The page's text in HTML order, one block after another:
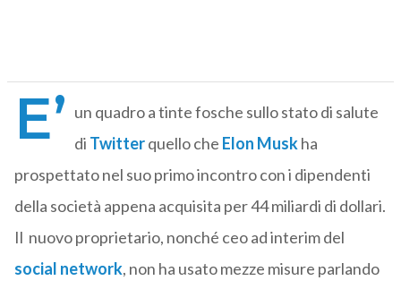
E’ un quadro a tinte fosche sullo stato di salute
di Twitterquello che Elon Muskha
prospettato nel suo primo incontro con i dipendenti
della società appena acquisita per 44 miliardi di dollari.
Il nuovo proprietario, nonché ceo ad interim del
social network, non ha usato mezze misure parlando